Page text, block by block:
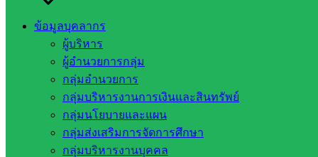
ข้อมูลบุคลากร
ผู้บริหาร
ผู้อำนวยการกลุ่ม
กลุ่มอำนวยการ
กลุ่มบริหารงานการเงินและสินทรัพย์
กลุ่มนโยบายและแผน
กลุ่มส่งเสริมการจัดการศึกษา
กลุ่มบริหารงานบุคคล